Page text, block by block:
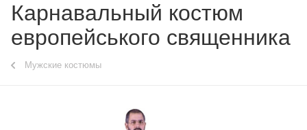
Карнавальный костюм
европейського священника
Мужские костюмы